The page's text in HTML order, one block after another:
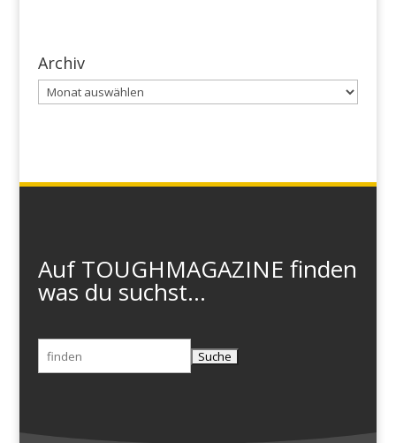
Archiv
Archiv
Auf TOUGHMAGAZINE finden
was du suchst...
Suchen
nach: